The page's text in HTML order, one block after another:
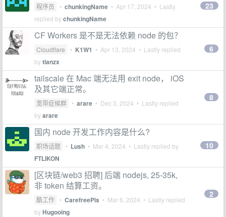
程序员 • chunkingName • Apr 17, 2024 • Lastly
replied bychunkingName
23
CF Workers 是不是无法依赖 node 的包？
Cloudflare • K1W1 • Apr 13, 2024 • Lastly replied
bytianzx
6
tailscale 在 Mac 端无法用 exit node， iOS
及其它端正常。
宽带症候群 • arare • Dec 3, 2024 • Lastly replied
byarare
8
国内 node 开发工作内容是什么?
职场话题 • Lush • Mar 4, 2024 • Lastly replied by
FTLIKON
10
[区块链/web3 招聘] 后端 nodejs, 25-35k,
非 token 结算工资。
酷工作 • CarefreePis • Mar 6, 2024 • Lastly replied
byHugooing
2